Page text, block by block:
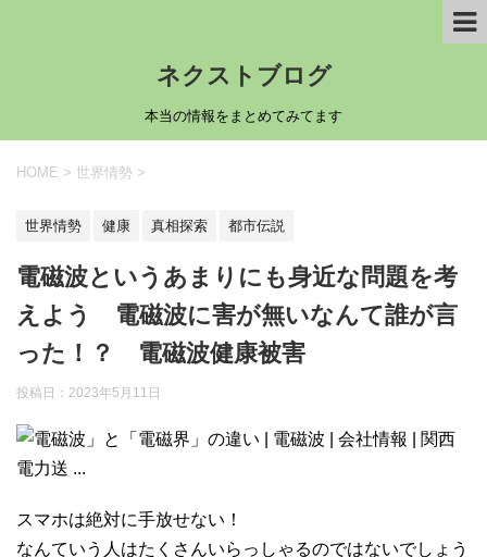
ネクストブログ
本当の情報をまとめてみてます
HOME > 世界情勢 >
世界情勢 健康 真相探索 都市伝説
電磁波というあまりにも身近な問題を考
えよう 電磁波に害が無いなんて誰が言
った！？ 電磁波健康被害
投稿日： 2023年5月11日
スマホは絶対に手放せない！
なんていう人はたくさんいらっしゃるのではないでしょう